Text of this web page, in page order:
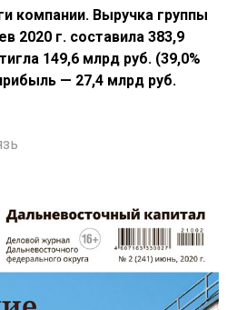
компании. Выручка группы
2020 г. составила 383,9
149,6 млрд руб. (39,0%
— 27,4 млрд руб.